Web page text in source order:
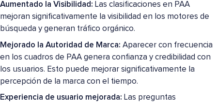
Aumentado la Visibilidad: Las clasificaciones en PAA
mejoran significativamente la visibilidad en los motores de
búsqueda y generan tráfico orgánico.
Mejorado la Autoridad de Marca: Aparecer con frecuencia
en los cuadros de PAA genera confianza y credibilidad con
los usuarios. Esto puede mejorar significativamente la
percepción de la marca con el tiempo.
Experiencia de usuario mejorada: Las preguntas